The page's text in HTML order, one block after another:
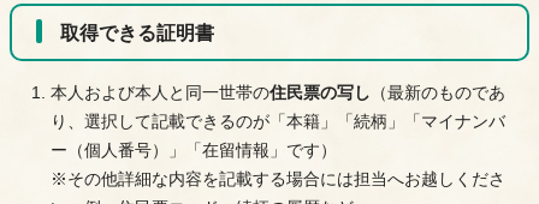
取得できる証明書
本人および本人と同一世帯の住民票の写し （最新のものであ
り、選択して記載できるのが「本籍」「続柄」「マイナンバ
ー（個人番号）」「在留情報」です）
※その他詳細な内容を記載する場合には担当へお越しくださ